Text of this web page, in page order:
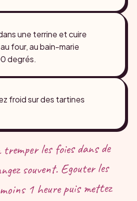
une terrine et cuire
au four, au bain-marie
degrés.
froid sur des tartines
les foies dans de
souvent. Egouter les
1 heure puis mettez